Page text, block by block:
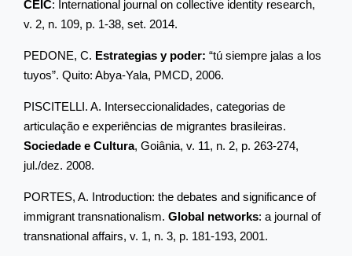
CEIC: International journal on collective identity research,
v. 2, n. 109, p. 1-38, set. 2014.
PEDONE, C. Estrategias y poder: “tú siempre jalas a los
tuyos”. Quito: Abya-Yala, PMCD, 2006.
PISCITELLI. A. Interseccionalidades, categorias de
articulação e experiências de migrantes brasileiras.
Sociedade e Cultura, Goiânia, v. 11, n. 2, p. 263-274,
jul./dez. 2008.
PORTES, A. Introduction: the debates and significance of
immigrant transnationalism. Global networks: a journal of
transnational affairs, v. 1, n. 3, p. 181-193, 2001.